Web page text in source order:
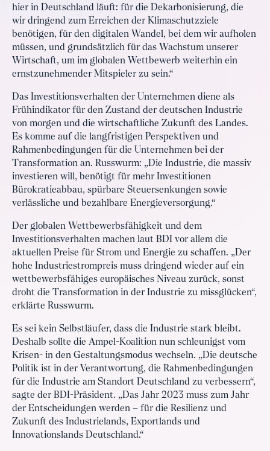
hier in Deutschland läuft: für die Dekarbonisierung, die
wir dringend zum Erreichen der Klimaschutzziele
benötigen, für den digitalen Wandel, bei dem wir aufholen
müssen, und grundsätzlich für das Wachstum unserer
Wirtschaft, um im globalen Wettbewerb weiterhin ein
ernstzunehmender Mitspieler zu sein.“
Das Investitionsverhalten der Unternehmen diene als
Frühindikator für den Zustand der deutschen Industrie
von morgen und die wirtschaftliche Zukunft des Landes.
Es komme auf die langfristigen Perspektiven und
Rahmenbedingungen für die Unternehmen bei der
Transformation an. Russwurm: „Die Industrie, die massiv
investieren will, benötigt für mehr Investitionen
Bürokratieabbau, spürbare Steuersenkungen sowie
verlässliche und bezahlbare Energieversorgung.“
Der globalen Wettbewerbsfähigkeit und dem
Investitionsverhalten machen laut BDI vor allem die
aktuellen Preise für Strom und Energie zu schaffen. „Der
hohe Industriestrompreis muss dringend wieder auf ein
wettbewerbsfähiges europäisches Niveau zurück, sonst
droht die Transformation in der Industrie zu missglücken“,
erklärte Russwurm.
Es sei kein Selbstläufer, dass die Industrie stark bleibt.
Deshalb sollte die Ampel-Koalition nun schleunigst vom
Krisen- in den Gestaltungsmodus wechseln. „Die deutsche
Politik ist in der Verantwortung, die Rahmenbedingungen
für die Industrie am Standort Deutschland zu verbessern“,
sagte der BDI-Präsident. „Das Jahr 2023 muss zum Jahr
der Entscheidungen werden – für die Resilienz und
Zukunft des Industrielands, Exportlands und
Innovationslands Deutschland.“